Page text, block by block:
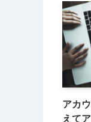
アカ
えて